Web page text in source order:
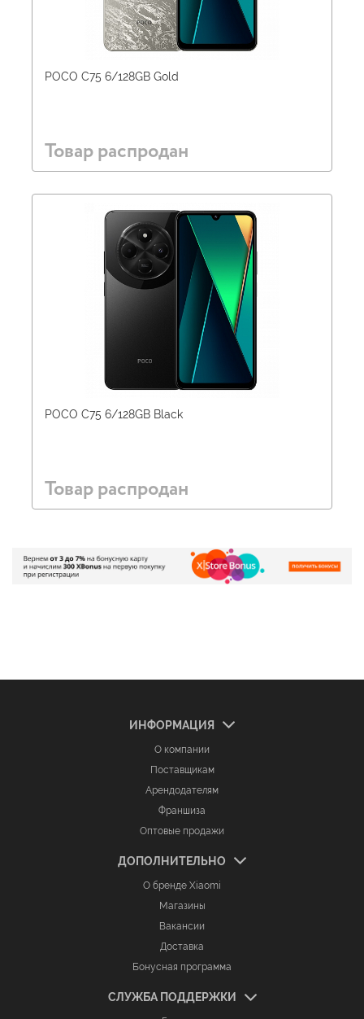
POCO C75 6/128GB Gold
Товар распродан
POCO C75 6/128GB Black
Товар распродан
ИНФОРМАЦИЯ
О компании
Поставщикам
Арендодателям
Франшиза
Оптовые продажи
ДОПОЛНИТЕЛЬНО
О бренде Xiaomi
Магазины
Вакансии
Доставка
Бонусная программа
СЛУЖБА ПОДДЕРЖКИ